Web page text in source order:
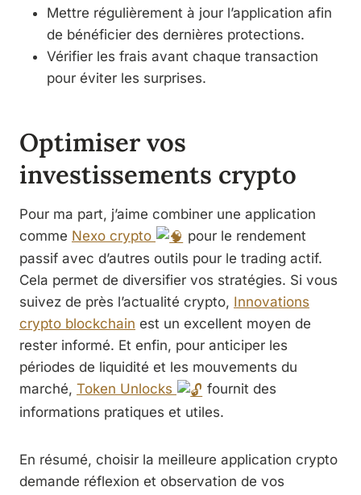
Mettre régulièrement à jour l’application afin
de bénéficier des dernières protections.
Vérifier les frais avant chaque transaction
pour éviter les surprises.
Optimiser vos
investissements crypto
Pour ma part, j’aime combiner une application
comme Nexo crypto
pour le rendement
passif avec d’autres outils pour le trading actif.
Cela permet de diversifier vos stratégies. Si vous
suivez de près l’actualité crypto, Innovations
crypto blockchain est un excellent moyen de
rester informé. Et enfin, pour anticiper les
périodes de liquidité et les mouvements du
marché, Token Unlocks
fournit des
informations pratiques et utiles.
En résumé, choisir la meilleure application crypto
demande réflexion et observation de vos